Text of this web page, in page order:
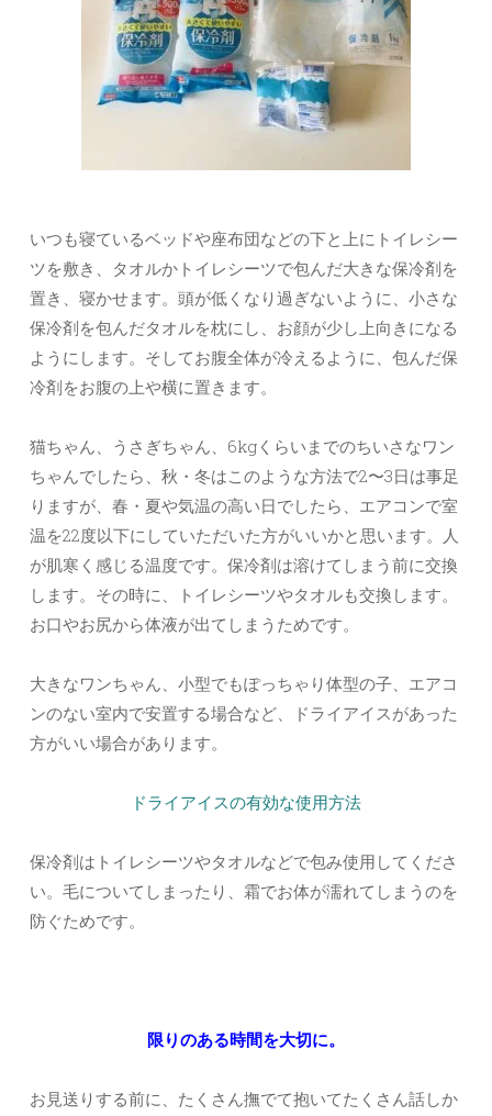
いつも寝ているベッドや座布団などの下と上にトイレシー
ツを敷き、タオルかトイレシーツで包んだ大きな保冷剤を
置き、寝かせます。頭が低くなり過ぎないように、小さな
保冷剤を包んだタオルを枕にし、お顔が少し上向きになる
ようにします。そしてお腹全体が冷えるように、包んだ保
冷剤をお腹の上や横に置きます。
猫ちゃん、うさぎちゃん、6kgくらいまでのちいさなワン
ちゃんでしたら、秋・冬はこのような方法で2〜3日は事足
りますが、春・夏や気温の高い日でしたら、エアコンで室
温を22度以下にしていただいた方がいいかと思います。人
が肌寒く感じる温度です。保冷剤は溶けてしまう前に交換
します。その時に、トイレシーツやタオルも交換します。
お口やお尻から体液が出てしまうためです。
大きなワンちゃん、小型でもぽっちゃり体型の子、エアコ
ンのない室内で安置する場合など、ドライアイスがあった
方がいい場合があります。
ドライアイスの有効な使用方法
保冷剤はトイレシーツやタオルなどで包み使用してくださ
い。毛についてしまったり、霜でお体が濡れてしまうのを
防ぐためです。
限りのある時間を大切に。
お見送りする前に、たくさん撫でて抱いてたくさん話しか